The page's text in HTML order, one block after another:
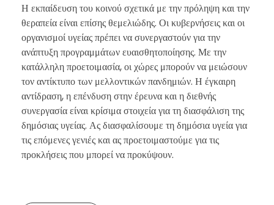
Η εκπαίδευση του κοινού σχετικά με την πρόληψη και την
θεραπεία είναι επίσης θεμελιώδης. Οι κυβερνήσεις και οι
οργανισμοί υγείας πρέπει να συνεργαστούν για την
ανάπτυξη προγραμμάτων ευαισθητοποίησης. Με την
κατάλληλη προετοιμασία, οι χώρες μπορούν να μειώσουν
τον αντίκτυπο των μελλοντικών πανδημιών. Η έγκαιρη
αντίδραση, η επένδυση στην έρευνα και η διεθνής
συνεργασία είναι κρίσιμα στοιχεία για τη διασφάλιση της
δημόσιας υγείας. Ας διασφαλίσουμε τη δημόσια υγεία για
τις επόμενες γενιές και ας προετοιμαστούμε για τις
προκλήσεις που μπορεί να προκύψουν.